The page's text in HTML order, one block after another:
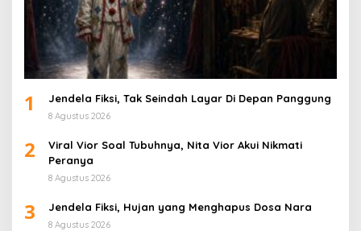
1 Jendela Fiksi, Tak Seindah Layar Di Depan Panggung
8 Agustus 2026
2
Viral Vior Soal Tubuhnya, Nita Vior Akui Nikmati
Peranya
8 Agustus 2026
3 Jendela Fiksi, Hujan yang Menghapus Dosa Nara
8 Agustus 2026